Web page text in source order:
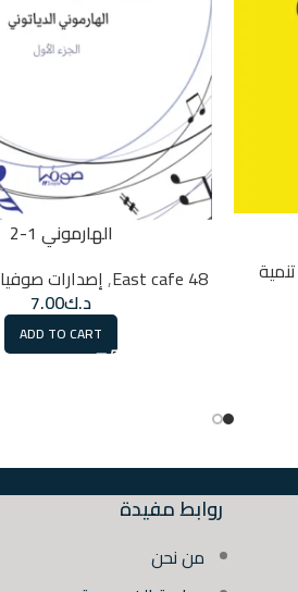
تنمية
الهارموني 1-2
48 East cafe
,إصدارات صوفيا
د.ك7.00
ADD TO CART
روابط مفيدة
من نحن